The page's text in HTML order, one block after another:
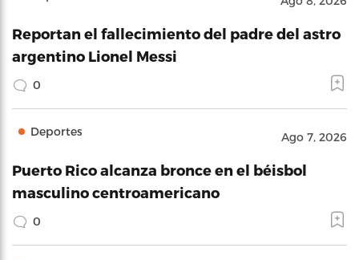
Reportan el fallecimiento del padre del astro
argentino Lionel Messi
0
Deportes Ago 7, 2026
Puerto Rico alcanza bronce en el béisbol
masculino centroamericano
0